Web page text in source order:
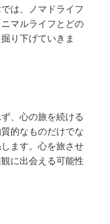
は、ノマドライフ
マルライフとどの
り下げていきま
、心の旅を続ける
的なものだけでな
ます。心を旅させ
に出会える可能性